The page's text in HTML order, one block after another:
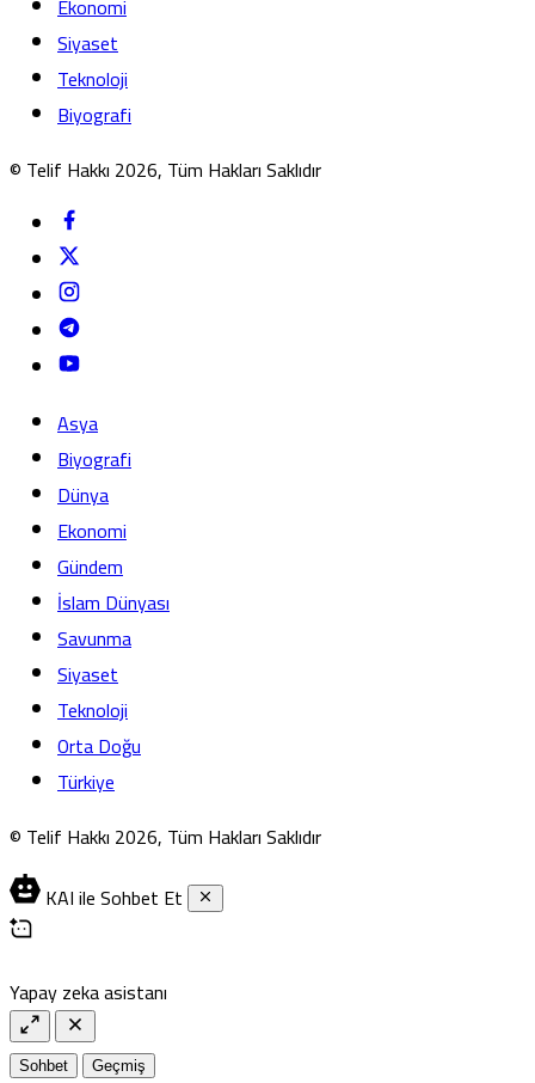
Siyaset
Teknoloji
Biyografi
© Telif Hakkı 2026, Tüm Hakları Saklıdır
Asya
Biyografi
Dünya
Ekonomi
Gündem
İslam Dünyası
Savunma
Siyaset
Teknoloji
Orta Doğu
Türkiye
© Telif Hakkı 2026, Tüm Hakları Saklıdır
KAI ile Sohbet Et
Yapay zeka asistanı
Sohbet Geçmiş